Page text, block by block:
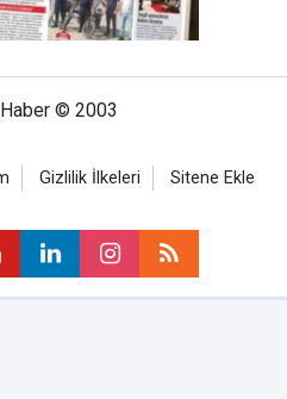
© 2003
Gizlilik İlkeleri Sitene Ekle